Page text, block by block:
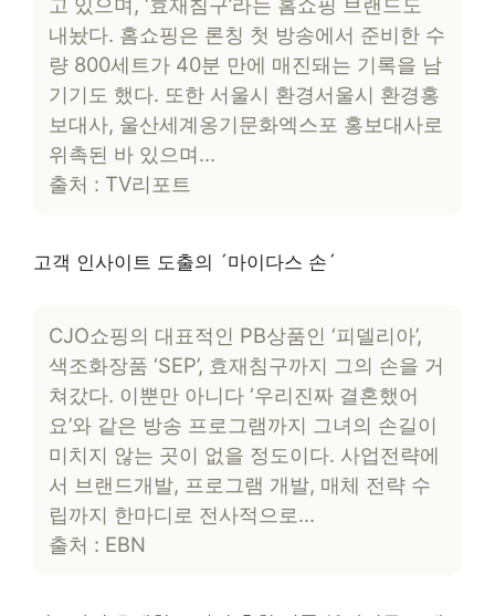
내놨다. 홈쇼핑은 론칭 첫 방송에서 준비한 수
량 800세트가 40분 만에 매진돼는 기록을 남
기기도 했다. 또한 서울시 환경서울시 환경홍
보대사, 울산세계옹기문화엑스포 홍보대사로
위촉된 바 있으며…
출처 : TV리포트
고객 인사이트 도출의 ´마이다스 손´
CJO쇼핑의 대표적인 PB상품인 ‘피델리아’,
색조화장품 ‘SEP’, 효재침구까지 그의 손을 거
쳐갔다. 이뿐만 아니다 ‘우리진짜 결혼했어
요’와 같은 방송 프로그램까지 그녀의 손길이
미치지 않는 곳이 없을 정도이다. 사업전략에
서 브랜드개발, 프로그램 개발, 매체 전략 수
립까지 한마디로 전사적으로…
출처 : EBN